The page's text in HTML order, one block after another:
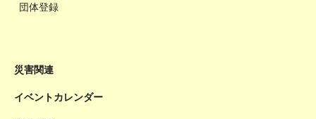
団体登録
災害関連
イベントカレンダー